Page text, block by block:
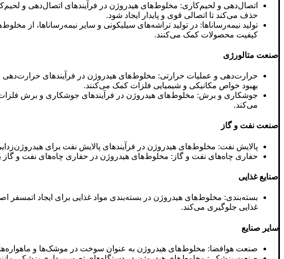
اتصال‌دهی و لحیم‌کاری: مخلوط‌های هیدروژن در فرآیندهای اتصال‌دهی و
حذف می‌کند تا اتصالی قوی و پایدار ایجاد شود.
تولید نیمه‌رساناها: در تولید تراشه‌های سیلیکونی و سایر نیمه‌رساناها، از
کیفیت محصولات کمک می‌کنند.
صنعت متالورژی
حرارت‌دهی و عملیات حرارتی: مخلوط‌های هیدروژن در فرآیندهای حرارت‌دهی
بهبود خواص مکانیکی و شیمیایی فلزات کمک می‌کنند.
جوشکاری و برش: مخلوط‌های هیدروژن در فرآیندهای جوشکاری و برش فلزات
می‌کند.
صنعت نفت و گاز
پالایش نفت: مخلوط‌های هیدروژن در فرآیندهای پالایش نفت برای
حفاری چاه‌های نفت و گاز: مخلوط‌های هیدروژن در حفاری چاه‌های نفت و گاز
صنایع غذایی
بسته‌بندی: مخلوط‌های هیدروژن در بسته‌بندی مواد غذایی برای ایجاد
غذایی جلوگیری می‌کند.
سایر صنایع
صنعت هوافضا: مخلوط‌های هیدروژن به عنوان سوخت در موشک‌ها و